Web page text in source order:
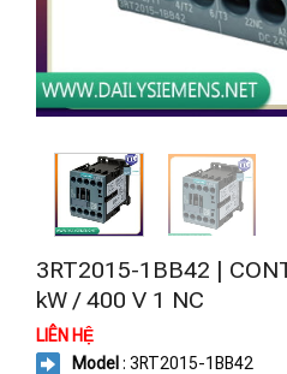
3RT2015-1BB42 |
kW / 400 V 1 NC
LIÊN HỆ
Model : 3RT2015-1BB42